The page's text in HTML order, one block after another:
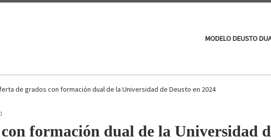
MODELO DEUSTO
de grados con formación dual de la Universidad de Deusto en 2024
formación dual de la Universidad